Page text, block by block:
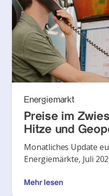
Energiemarkt
Preise im
Hitze und
Monatliches Update
Energiemärkte, Juli
Mehr lesen